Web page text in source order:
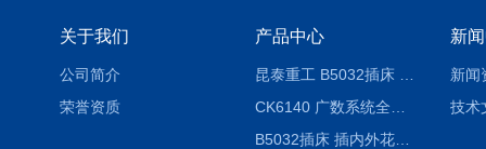
关于我们
公司简介
荣誉资质
产品中心
B5032插床 插内外花键槽 B5020液压立式插床
新
新闻
技术